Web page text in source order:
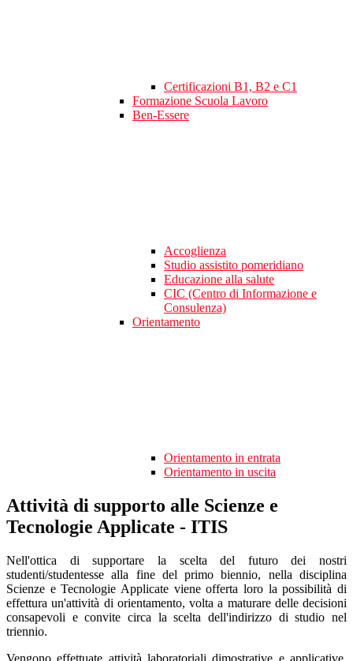
Certificazioni B1, B2 e C1
Formazione Scuola Lavoro
Ben-Essere
Accoglienza
Studio assistito pomeridiano
Educazione alla salute
CIC (Centro di Informazione e
Consulenza)
Orientamento
Orientamento in entrata
Orientamento in uscita
Attività di supporto alle Scienze e
Tecnologie Applicate - ITIS
Nell'ottica di supportare la scelta del futuro dei nostri
studenti/studentesse alla fine del primo biennio, nella disciplina
Scienze e Tecnologie Applicate viene offerta loro la possibilità di
effettura un'attività di orientamento, volta a maturare delle decisioni
consapevoli e convite circa la scelta dell'indirizzo di studio nel
triennio.